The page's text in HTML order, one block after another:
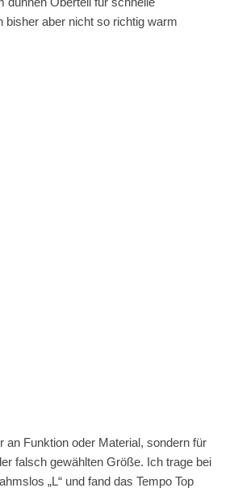
bisher aber nicht so richtig warm
an Funktion oder Material, sondern für
falsch gewählten Größe. Ich trage bei
„L“ und fand das Tempo Top